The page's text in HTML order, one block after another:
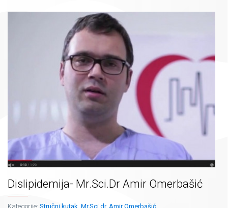
Dislipidemija- Mr.Sci.Dr Amir Omerbašić
Kategorije: Stručni kutak, Mr.Sci.dr. Amir Omerbašić,